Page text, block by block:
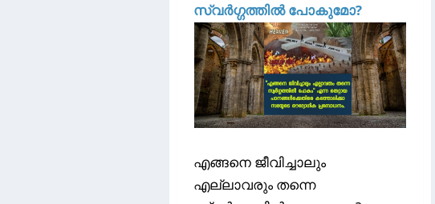
സ്വർഗ്ഗത്തിൽ പോകുമോ?
എങ്ങനെ ജീവിച്ചാലും
എല്ലാവരും തന്നെ